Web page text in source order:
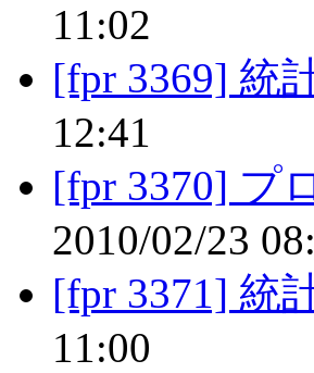
11:02
[fpr 3369] 統
12:41
[fpr 3370] プ
2010/02/23
[fpr 3371] 統
11:00